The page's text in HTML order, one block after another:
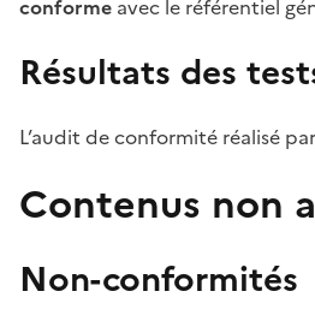
conforme avec le référentiel
Résultats des
L’audit de conformité réalisé par
Contenus non
Non-conformités